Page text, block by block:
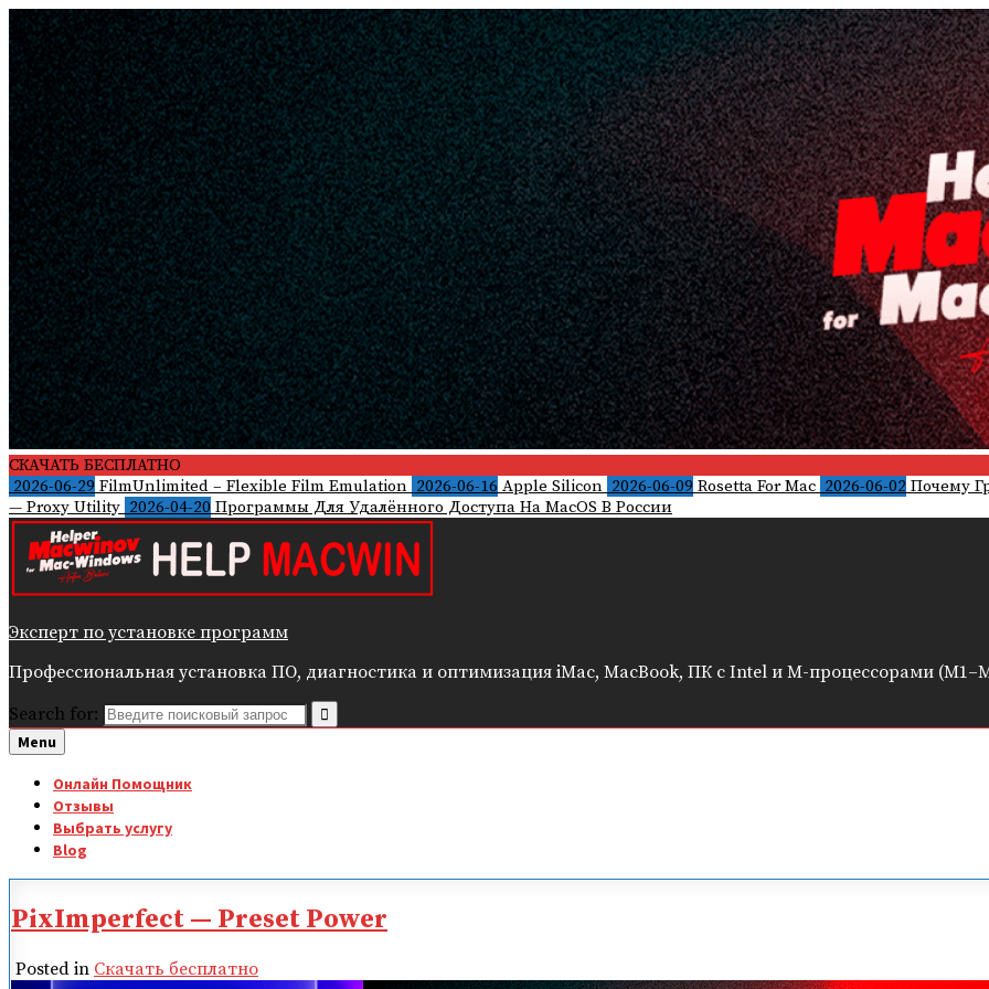
Skip
to
content
СКАЧАТЬ БЕСПЛАТНО
2026-06-29 FilmUnlimited – Flexible Film Emulation 2026-06-16 Apple Silicon 2026-06-09 Rosetta For Mac 2026-06-02 Почему
— Proxy Utility 2026-04-20 Программы Для Удалённого Доступа На MacOS В России
Эксперт по установке программ
Профессиональная установка ПО, диагностика и оптимизация iMac, MacBook, ПК с Intel и M-процессорами
Search for:
Menu
Онлайн Помощник
Отзывы
Выбрать услугу
Blog
PixImperfect — Preset Power
Posted in Скачать бесплатно